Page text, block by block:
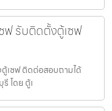
ฟ รับติดตั้งตู้เซฟ
เซฟ ติดต่อสอบถามได้
โดย ตู้เ